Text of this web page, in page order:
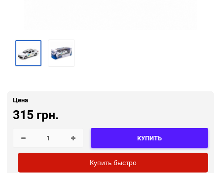
Цена
315 грн.
КУПИТЬ
Купить быстро